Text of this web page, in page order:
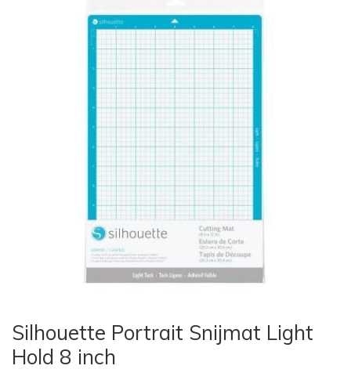
Silhouette Portrait Snijmat Light
Hold 8 inch